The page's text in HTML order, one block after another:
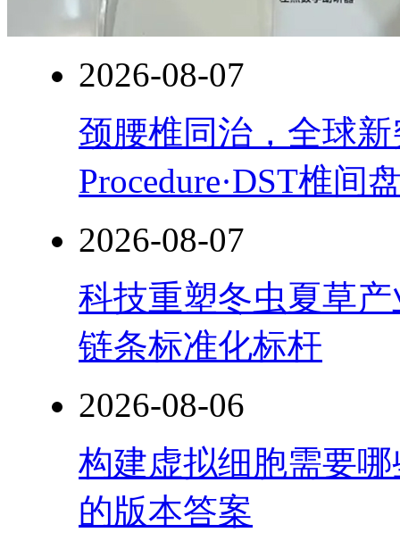
2026-08-07
颈腰椎同治，全球
Procedure·DST椎间
2026-08-07
科技重塑冬虫夏草
链条标准化标杆
2026-08-06
构建虚拟细胞需要
的版本答案